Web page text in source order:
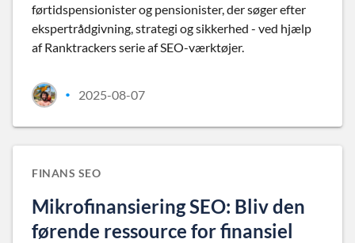
førtidspensionister og pensionister, der søger efter
ekspertrådgivning, strategi og sikkerhed - ved hjælp
af Ranktrackers serie af SEO-værktøjer.
• 2025-08-07
FINANS SEO
Mikrofinansiering SEO: Bliv den
førende ressource for finansiel